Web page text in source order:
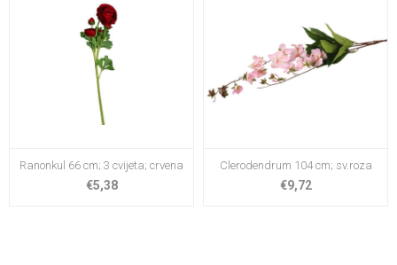
Ranonkul 66 cm; 3 cvijeta; crvena
€5,38
Clerodendrum 104 cm; sv.roza
€9,72